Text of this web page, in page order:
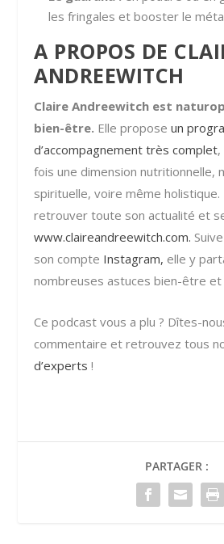
les fringales et booster le
A PROPOS DE
ANDREEWITCH
Claire Andreewitch est
bien-être. Elle proposeun
d’accompagnement très complet
fois une dimension nutritionnelle,
spirituelle, voire même
retrouver toute son actualité et
www.claireandreewitch.com.
son compte Instagram, elle y
nombreuses astuces bien-être et
Ce podcast vous a plu ? Dîtes-
commentaire et retrouvez tous
d’experts !
PARTAGER :